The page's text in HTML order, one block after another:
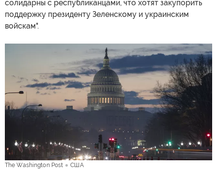
солидарны с республиканцами, что хотят закупорить
поддержку президенту Зеленскому и украинским
войскам".
The Washington Post США